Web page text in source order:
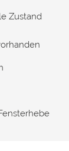
Zustand